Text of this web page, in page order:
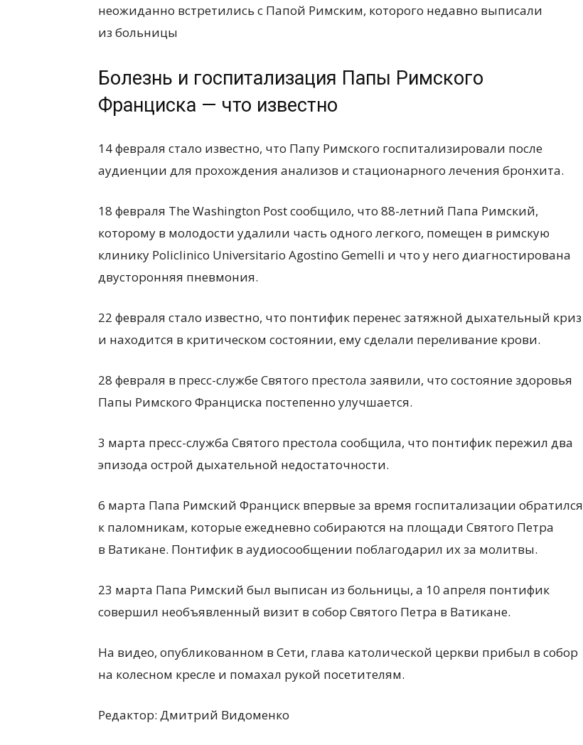
неожиданно встретились с Папой Римским, которого недавно выписали
из больницы
Болезнь и госпитализация Папы Римского
Франциска — что известно
14 февраля стало известно, что Папу Римского госпитализировали после
аудиенции для прохождения анализов и стационарного лечения бронхита.
18 февраля The Washington Post сообщило, что 88-летний Папа Римский,
которому в молодости удалили часть одного легкого, помещен в римскую
клинику Policlinico Universitario Agostino Gemelli и что у него диагностирована
двусторонняя пневмония.
22 февраля стало известно, что понтифик перенес затяжной дыхательный криз
и находится в критическом состоянии, ему сделали переливание крови.
28 февраля в пресс-службе Святого престола заявили, что состояние здоровья
Папы Римского Франциска постепенно улучшается.
3 марта пресс-служба Святого престола сообщила, что понтифик пережил два
эпизода острой дыхательной недостаточности.
6 марта Папа Римский Франциск впервые за время госпитализации обратился
к паломникам, которые ежедневно собираются на площади Святого Петра
в Ватикане. Понтифик в аудиосообщении поблагодарил их за молитвы.
23 марта Папа Римский был выписан из больницы, а 10 апреля понтифик
совершил необъявленный визит в собор Святого Петра в Ватикане.
На видео, опубликованном в Сети, глава католической церкви прибыл в собор
на колесном кресле и помахал рукой посетителям.
Редактор: Дмитрий Видоменко